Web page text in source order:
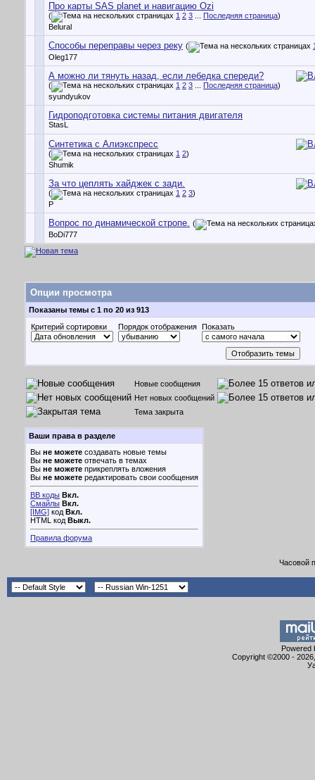
Про карты SAS planet и навигацию Ozi
( 1 2 3 Последняя страница)
Belural
Способы переправы через реку (
Oleg177
А можно ли тянуть назад, если лебедка спереди?
( 1 2 3 Последняя страница)
syundyukov
Гидроподготовка системы питания двигателя
StasL
Синтетика с Алиэкспресс
( 1 2)
Shumik
За что цеплять хайджек с зади.
( 1 2 3)
P
Вопрос по динамической стропе. (
BoDi777
Опции просмотра
Показаны темы с 1 по 20 из 913
Критерий сортировки
Порядок отображения Показать
Новые сообщения
Нет новых сообщений
Тема закрыта
Ваши права в разделе
Вы не можете создавать новые темы
Вы не можете отвечать в темах
Вы не можете прикреплять вложения
Вы не можете редактировать свои сообщения
BB коды Вкл.
Смайлы Вкл.
[IMG] код Вкл.
HTML код Выкл.
Правила форума
Часовой
Powered
Copyright ©2000 -